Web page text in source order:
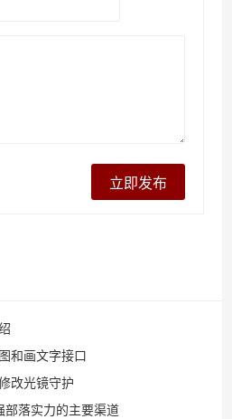
和画文字接口
改光镜守护
部落实力的主要渠道